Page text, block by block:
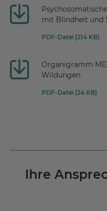
mit Blindheit und
PDF-Datei (214 KB)
Organigramm
Wildungen
PDF-Datei (24 KB)
Ihre